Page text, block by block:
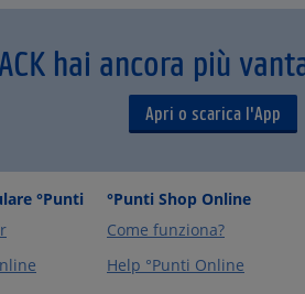
hai ancora più
Apri o scarica l'App
°Punti
°Punti Shop Online
Come funziona?
Help °Punti Online